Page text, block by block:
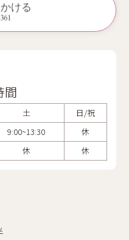
ける
間
土
日/祝
9:00~13:30
休
休 休